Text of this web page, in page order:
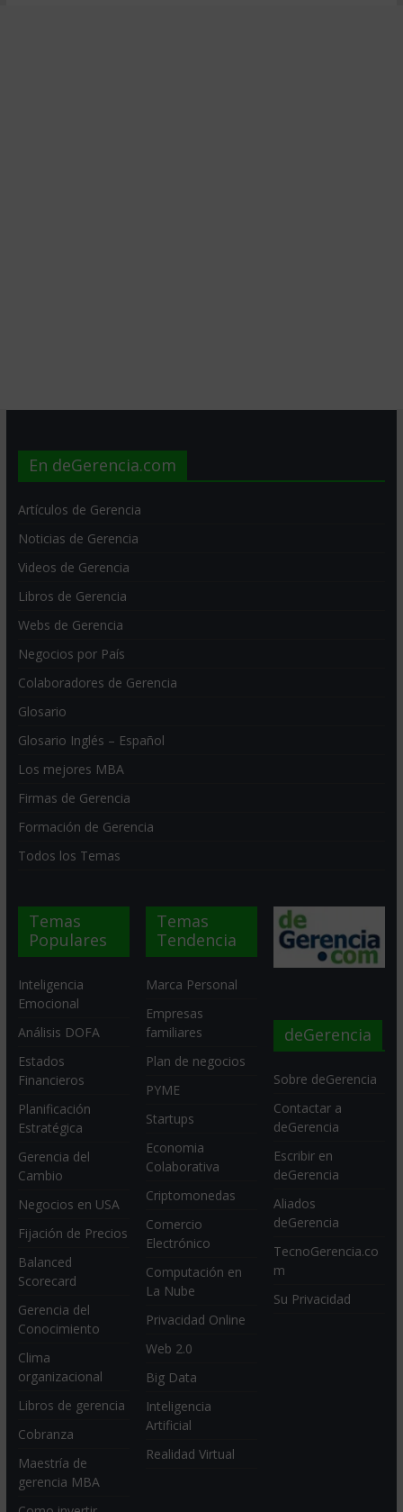
En deGerencia.com
Artículos de Gerencia
Noticias de Gerencia
Videos de Gerencia
Libros de Gerencia
Webs de Gerencia
Negocios por País
Colaboradores de Gerencia
Glosario
Glosario Inglés – Español
Los mejores MBA
Firmas de Gerencia
Formación de Gerencia
Todos los Temas
Temas
Populares
Inteligencia
Emocional
Análisis DOFA
Estados
Financieros
Planificación
Estratégica
Gerencia del
Cambio
Negocios en USA
Fijación de Precios
Balanced
Scorecard
Gerencia del
Conocimiento
Clima
organizacional
Libros de gerencia
Cobranza
Maestría de
gerencia MBA
Temas
Tendencia
Marca Personal
Empresas
familiares
Plan de negocios
PYME
Startups
Economia
Colaborativa
Criptomonedas
Comercio
Electrónico
Computación en
La Nube
Privacidad Online
Web 2.0
Big Data
Inteligencia
Artificial
Realidad Virtual
deGerencia
Sobre deGerencia
Contactar a
deGerencia
Escribir en
deGerencia
Aliados
deGerencia
TecnoGerencia.co
m
Su Privacidad